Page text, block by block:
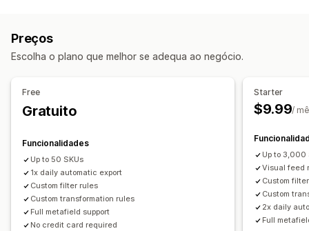
Metacampos
Regras personalizadas Feeds localizados Multilingue
Feeds para direcionamentos específicos
Assistência ao inventário
Preços
Escolha o plano que melhor se adequa ao negócio.
Free
Gratuito
Funcionalidades
Up to 50 SKUs
1x daily automatic export
Custom filter rules
Custom transformation rules
Full metafield support
No credit card required
Starter
$9.99/
Up to 3,000
Visual feed
Custom
Custom
2x daily
Full